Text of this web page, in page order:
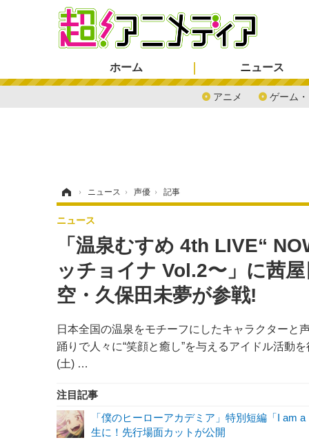
ホーム ニュース
アニメ ゲーム
› ニュース › 声優 › 記事
「温泉むすめ 4th LIVE“
ッチョイナ Vol.2〜」に茜
空・久保田未夢が参戦!
日本全国の温泉をモチーフにしたキャラクターと
踊りで人々に“笑顔と癒し”を与えるアイドル活動
(土) …
ニュース
注目記事
「僕のヒーローアカデミア」特別短編「I am
生に！先行場面カットが公開